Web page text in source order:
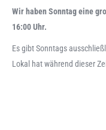
Wir haben Sonntag eine
16:00 Uhr.
Es gibt Sonntags
Lokal hat während dieser